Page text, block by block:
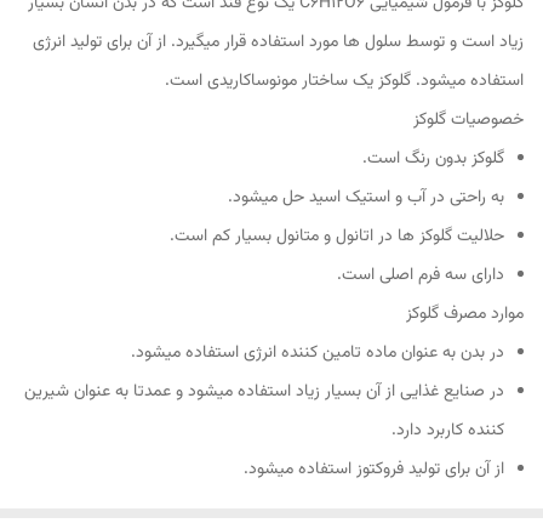
زیاد است و توسط سلول ها مورد استفاده قرار میگیرد. از آن برای تولید انرژی
استفاده میشود. گلوکز یک ساختار مونوساکاریدی است.
خصوصیات گلوکز
گلوکز بدون رنگ است.
به راحتی در آب و استیک اسید حل میشود.
حلالیت گلوکز ها در اتانول و متانول بسیار کم است.
دارای سه فرم اصلی است.
موارد مصرف گلوکز
در بدن به عنوان ماده تامین کننده انرژی استفاده میشود.
در صنایع غذایی از آن بسیار زیاد استفاده میشود و عمدتا به عنوان شیرین
کننده کاربرد دارد.
از آن برای تولید فروکتوز استفاده میشود.